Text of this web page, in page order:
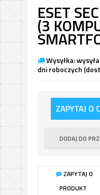
ESET
(3
Wysyłka:
dni roboczych
ZAPYTAJ O
DODAJ DO
ZAPYTAJ O
PRODUKT